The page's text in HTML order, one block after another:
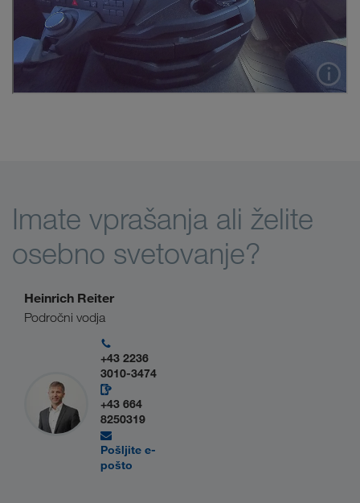
Imate vprašanja ali želite
osebno svetovanje?
Heinrich Reiter
Področni vodja
+43 2236
3010-3474
+43 664
8250319
Pošljite e-
pošto